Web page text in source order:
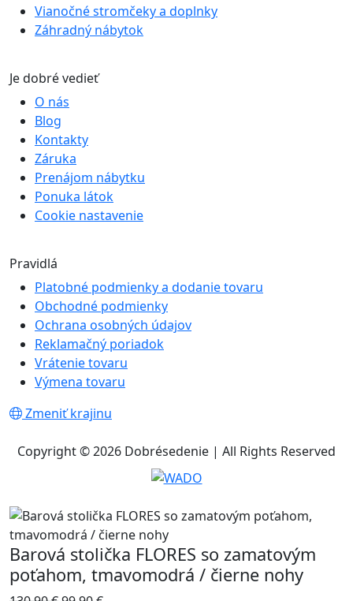
Vianočné stromčeky a doplnky
Záhradný nábytok
Je dobré vedieť
O nás
Blog
Kontakty
Záruka
Prenájom nábytku
Ponuka látok
Cookie nastavenie
Pravidlá
Platobné podmienky a dodanie tovaru
Obchodné podmienky
Ochrana osobných údajov
Reklamačný poriadok
Vrátenie tovaru
Výmena tovaru
Zmeniť krajinu
Copyright © 2026 Dobrésedenie | All Rights Reserved
Barová stolička FLORES so zamatovým
poťahom, tmavomodrá / čierne nohy